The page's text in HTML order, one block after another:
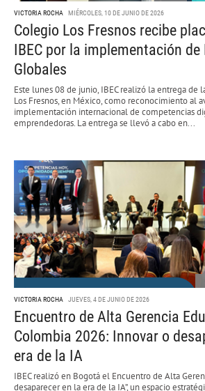
VICTORIA ROCHA MIÉRCOLES, 10 DE JUNIO DE 2026
Colegio Los Fresnos recibe
IBEC por la implementación de
Globales
Este lunes 08 de junio, IBEC realizó la entrega de
Los Fresnos, en México, como reconocimiento al
implementación internacional de competencias
emprendedoras. La entrega se llevó a cabo en...
VICTORIA ROCHA JUEVES, 4 DE JUNIO DE 2026
Encuentro de Alta Gerencia
Colombia 2026: Innovar o
era de la IA
IBEC realizó en Bogotá el Encuentro de Alta
desaparecer en la era de la IA”, un espacio